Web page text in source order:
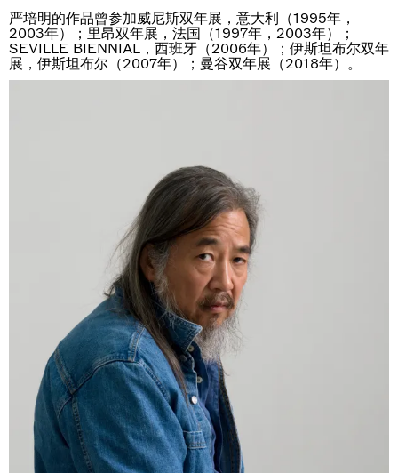
严培明的作品曾参加威尼斯双年展，意大利（1995年，
2003年）；里昂双年展，法国（1997年，2003年）；
SEVILLE BIENNIAL，西班牙（2006年）；伊斯坦布尔双年
展，伊斯坦布尔（2007年）；曼谷双年展（2018年）。